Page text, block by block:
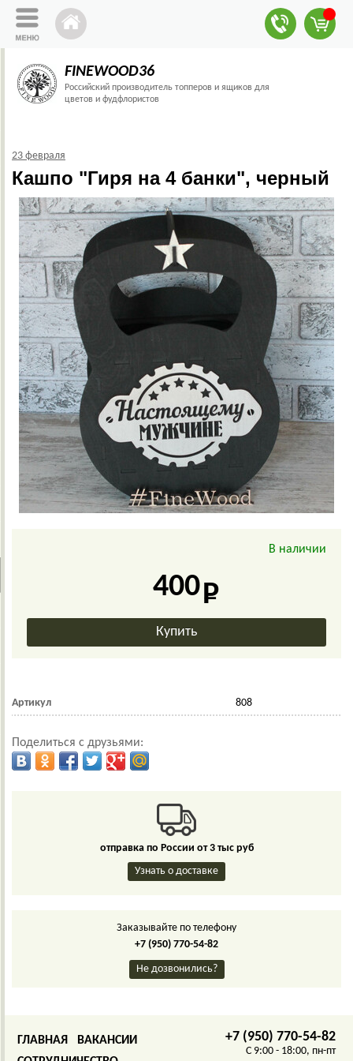
FINEWOOD36
Российский производитель топперов и ящиков для
цветов и фудфлористов
23 февраля
Кашпо "Гиря на 4 банки", черный
В наличии
400
Артикул 808
Поделиться с друзьями:
отправка по России от 3 тыс руб
Узнать о доставке
Заказывайте по телефону
+7 (950) 770-54-82
Не дозвонились?
+7 (950) 770-54-82
C 9:00 - 18:00, пн-пт
ГЛАВНАЯ
ВАКАНСИИ